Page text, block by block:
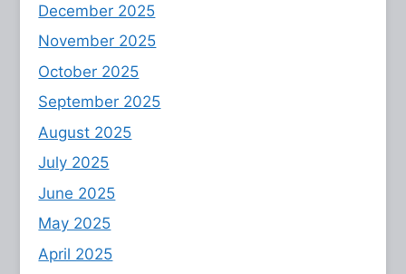
December 2025
November 2025
October 2025
September 2025
August 2025
July 2025
June 2025
May 2025
April 2025